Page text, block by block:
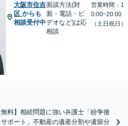
大阪市住吉
区 からも
相談受付中
面談方法(対
面・電話・ビ
デオなど)は応
相談
営業時間：1
0:00~20:00
（土日祝日）
料】相続問題に強い弁護士「紛争後
ポート」不動産の遺産分割や遺留分